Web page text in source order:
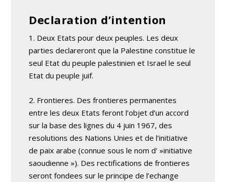
Declaration d’intention
1. Deux Etats pour deux peuples. Les deux
parties declareront que la Palestine constitue le
seul Etat du peuple palestinien et Israel le seul
Etat du peuple juif.
2. Frontieres. Des frontieres permanentes
entre les deux Etats feront l’objet d’un accord
sur la base des lignes du 4 juin 1967, des
resolutions des Nations Unies et de l’initiative
de paix arabe (connue sous le nom d' »initiative
saoudienne »). Des rectifications de frontieres
seront fondees sur le principe de l’echange